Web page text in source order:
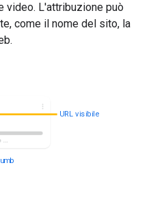
video. L'attribuzione può
come il nome del sito, la
URL visibile